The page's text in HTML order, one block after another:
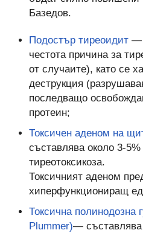
Базедов.
Подостър тиреоидит—
честота причина за
от случаите), като се
деструкция
последващо
протеин;
Токсичен аденом на
съставлява около 3-
тиреотоксикоза.
Токсичният аденом
хиперфункциониращ
Токсична полинодозна
Plummer)— съставлява